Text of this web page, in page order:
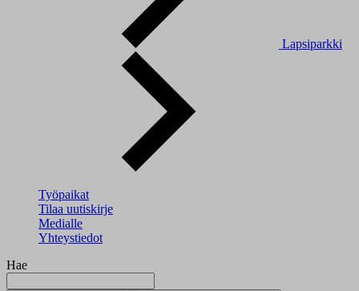
Lapsiparkki
Työpaikat
Tilaa uutiskirje
Medialle
Yhteystiedot
Hae